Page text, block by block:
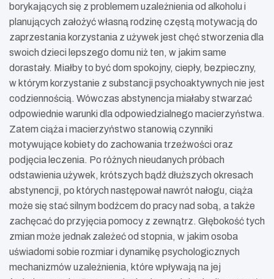
borykających się z problemem uzależnienia od alkoholu i
planujących założyć własną rodzinę częstą motywacją do
zaprzestania korzystania z używek jest chęć stworzenia dla
swoich dzieci lepszego domu niż ten, w jakim same
dorastały. Miałby to być dom spokojny, ciepły, bezpieczny,
w którym korzystanie z substancji psychoaktywnych nie jest
codziennością. Wówczas abstynencja miałaby stwarzać
odpowiednie warunki dla odpowiedzialnego macierzyństwa.
Zatem ciąża i macierzyństwo stanowią czynniki
motywujące kobiety do zachowania trzeźwości oraz
podjęcia leczenia. Po różnych nieudanych próbach
odstawienia używek, krótszych bądź dłuższych okresach
abstynencji, po których następował nawrót nałogu, ciąża
może się stać silnym bodźcem do pracy nad sobą, a także
zachęcać do przyjęcia pomocy z zewnątrz. Głębokość tych
zmian może jednak zależeć od stopnia, w jakim osoba
uświadomi sobie rozmiar i dynamikę psychologicznych
mechanizmów uzależnienia, które wpływają na jej